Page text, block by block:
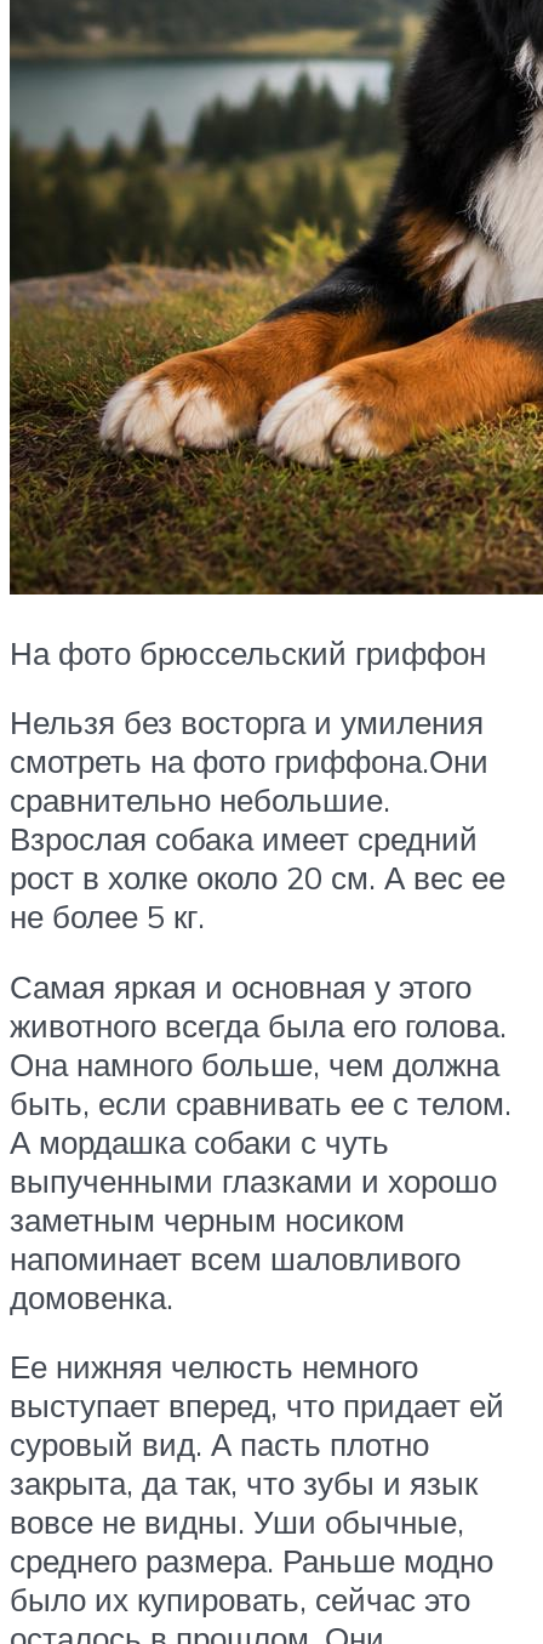
На фото брюссельский гриффон
Нельзя без восторга и умиления
смотреть на фото гриффона.Они
сравнительно небольшие.
Взрослая собака имеет средний
рост в холке около 20 см. А вес ее
не более 5 кг.
Самая яркая и основная у этого
животного всегда была его голова.
Она намного больше, чем должна
быть, если сравнивать ее с телом.
А мордашка собаки с чуть
выпученными глазками и хорошо
заметным черным носиком
напоминает всем шаловливого
домовенка.
Ее нижняя челюсть немного
выступает вперед, что придает ей
суровый вид. А пасть плотно
закрыта, да так, что зубы и язык
вовсе не видны. Уши обычные,
среднего размера. Раньше модно
было их купировать, сейчас это